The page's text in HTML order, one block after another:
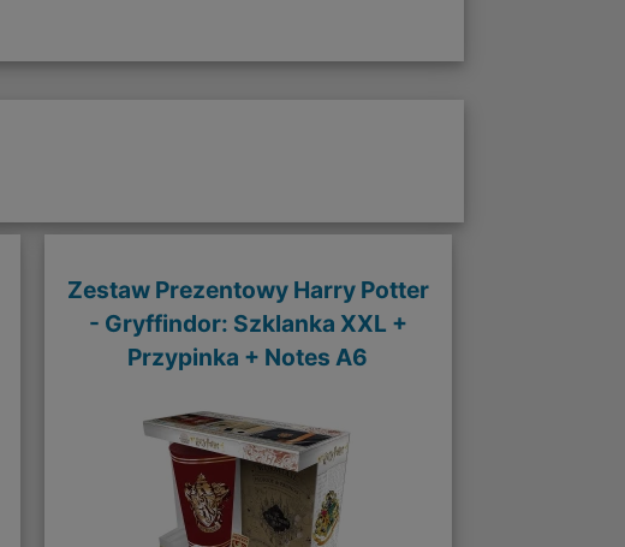
Zestaw Prezentowy Harry Potter
- Gryffindor: Szklanka XXL +
Przypinka + Notes A6